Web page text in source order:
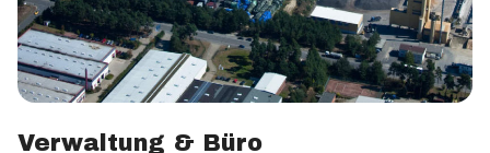
Verwaltung & Büro